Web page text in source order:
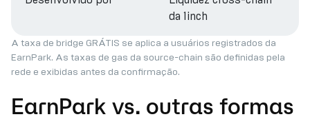
da 1inch
A taxa de bridge GRÁTIS se aplica a usuários registrados da
EarnPark. As taxas de gas da source-chain são definidas pela
rede e exibidas antes da confirmação.
EarnPark vs. outras formas